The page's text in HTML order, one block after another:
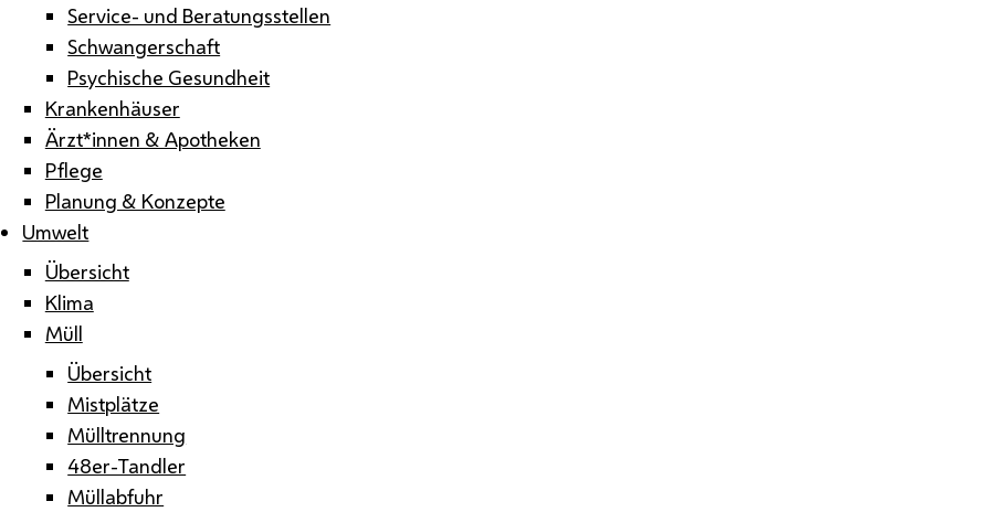
Service- und Beratungsstellen
Schwangerschaft
Psychische Gesundheit
Krankenhäuser
Ärzt*innen & Apotheken
Pflege
Planung & Konzepte
Umwelt
Übersicht
Klima
Müll
Übersicht
Mistplätze
Mülltrennung
48er-Tandler
Müllabfuhr